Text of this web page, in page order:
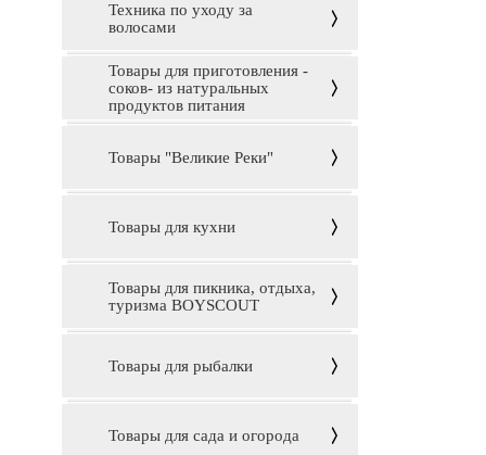
Техника по уходу за
волосами
Товары для приготовления -
соков- из натуральных
продуктов питания
Товары "Великие Реки"
Товары для кухни
Товары для пикника, отдыха,
туризма BOYSCOUT
Товары для рыбалки
Товары для сада и огорода